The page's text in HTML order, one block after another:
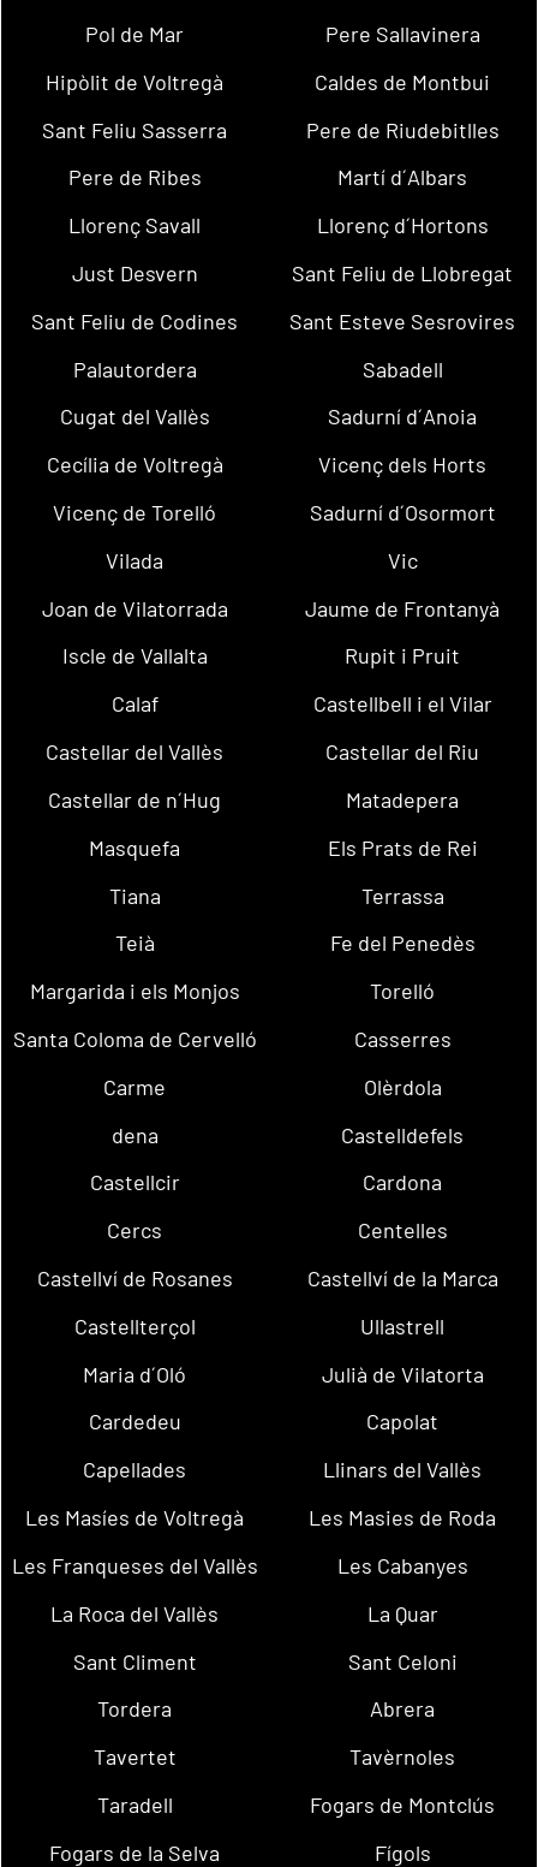
Pol de Mar
Pere Sallavinera
Hipòlit de Voltregà
Caldes de Montbui
Sant Feliu Sasserra
Pere de Riudebitlles
Pere de Ribes
Martí d´Albars
Llorenç Savall
Llorenç d´Hortons
Just Desvern
Sant Feliu de Llobregat
Sant Feliu de Codines
Sant Esteve Sesrovires
Palautordera
Sabadell
Cugat del Vallès
Sadurní d´Anoia
Cecília de Voltregà
Vicenç dels Horts
Vicenç de Torelló
Sadurní d´Osormort
Vilada
Vic
Joan de Vilatorrada
Jaume de Frontanyà
Iscle de Vallalta
Rupit i Pruit
Calaf
Castellbell i el Vilar
Castellar del Vallès
Castellar del Riu
Castellar de n´Hug
Matadepera
Masquefa
Els Prats de Rei
Tiana
Terrassa
Teià
Fe del Penedès
Margarida i els Monjos
Torelló
Santa Coloma de Cervelló
Casserres
Carme
Olèrdola
dena
Castelldefels
Castellcir
Cardona
Cercs
Centelles
Castellví de Rosanes
Castellví de la Marca
Castellterçol
Ullastrell
Maria d´Oló
Julià de Vilatorta
Cardedeu
Capolat
Capellades
Llinars del Vallès
Les Masíes de Voltregà
Les Masies de Roda
Les Franqueses del Vallès
Les Cabanyes
La Roca del Vallès
La Quar
Sant Climent
Sant Celoni
Tordera
Abrera
Tavertet
Tavèrnoles
Taradell
Fogars de Montclús
Fogars de la Selva
Fígols